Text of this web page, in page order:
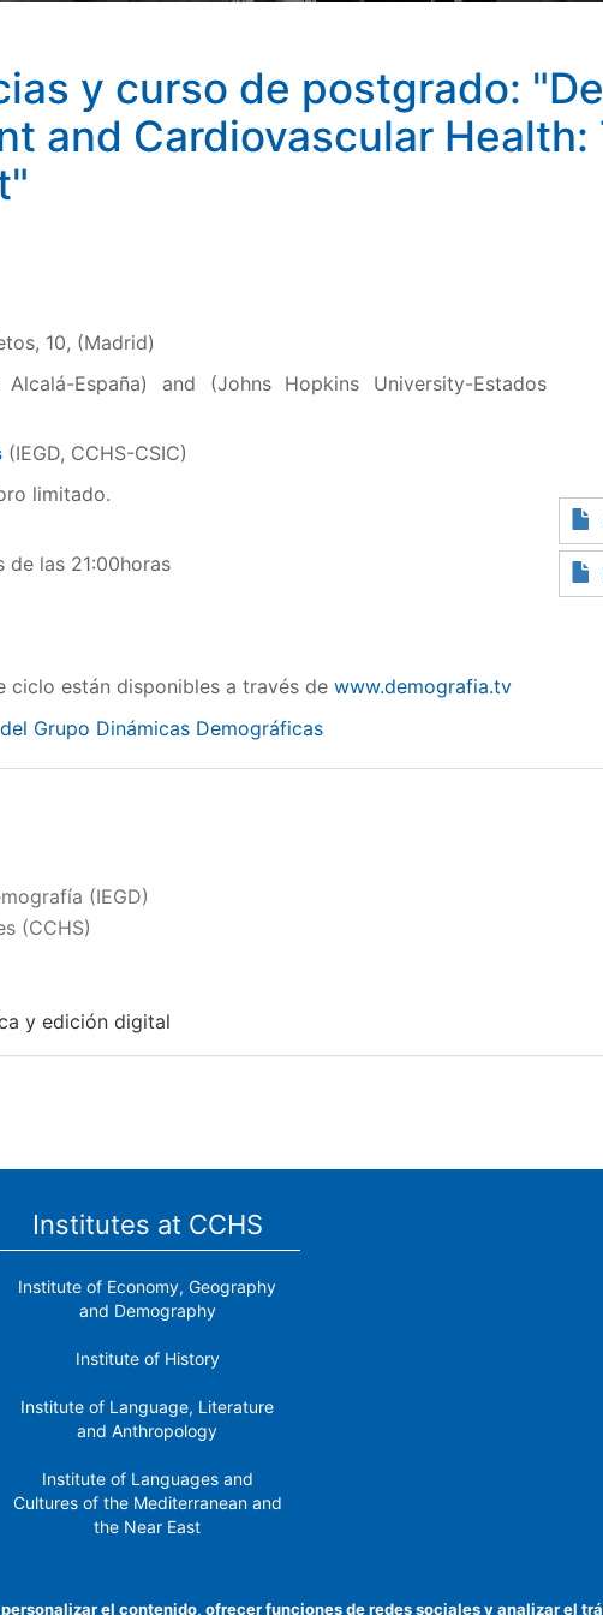
y curso de postgrado:
and Cardiovascular
10, (Madrid)
España) and (Johns Hopkins University-Estados
(IEGD, CCHS-CSIC)
limitado.
de las 21:00horas
ciclo están disponibles a través de www.demografia.tv
Grupo Dinámicas Demográficas
(IEGD)
(CCHS)
y edición digital
Institutes at CCHS
Institute of Economy, Geography
and Demography
Institute of History
Institute of Language, Literature
and Anthropology
Institute of Languages ​​and
Cultures of the Mediterranean and
the Near East
el contenido, ofrecer funciones de redes sociales y analizar el